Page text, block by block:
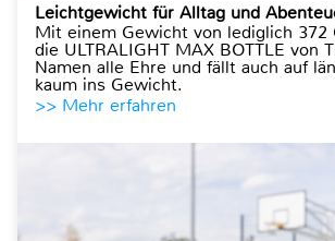
Leichtgewicht für Alltag und
Mit einem Gewicht von lediglich 372
die ULTRALIGHT MAX BOTTLE von
Namen alle Ehre und fällt auch auf
kaum ins Gewicht.
>> Mehr erfahren